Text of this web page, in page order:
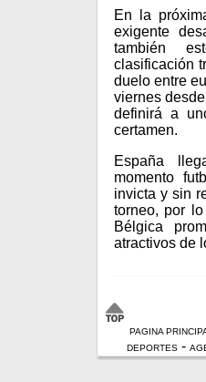
En la
exigente
también
clasificación
duelo entre
viernes
definirá a
certamen.
España
momento
invicta y sin
torneo, por
Bélgica
atractivos de
PAGINA
DEPORTES -